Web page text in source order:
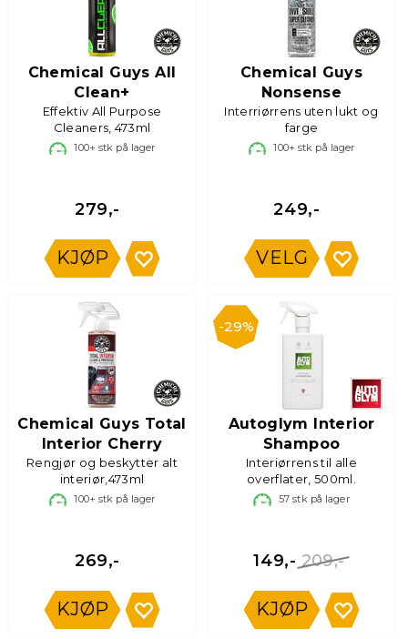
Chemical Guys All
Clean+
Effektiv All Purpose
Cleaners, 473ml
100+ stk på lager
279,-
KJØP
Chemical Guys
Nonsense
Interriørrens uten lukt og
farge
100+ stk på lager
249,-
VELG
Chemical Guys Total
Interior Cherry
Rengjør og beskytter alt
interiør,473ml
100+ stk på lager
269,-
KJØP
29%
Autoglym Interior
Shampoo
Interiørrens til alle
overflater, 500ml.
57 stk på lager
209,-
149,-
KJØP